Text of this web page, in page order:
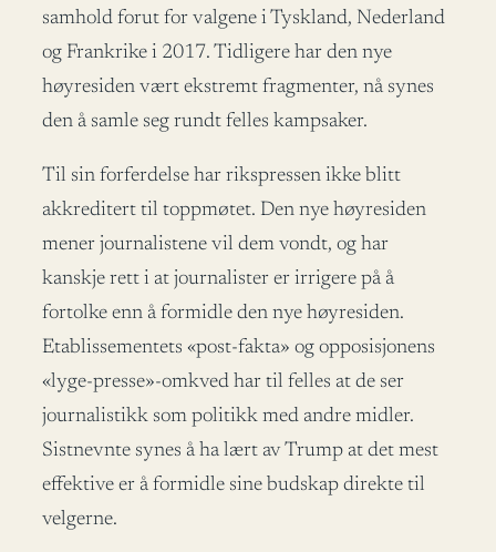
samhold forut for valgene i Tyskland, Nederland
og Frankrike i 2017. Tidligere har den nye
høyresiden vært ekstremt fragmenter, nå synes
den å samle seg rundt felles kampsaker.
Til sin forferdelse har rikspressen ikke blitt
akkreditert til toppmøtet. Den nye høyresiden
mener journalistene vil dem vondt, og har
kanskje rett i at journalister er irrigere på å
fortolke enn å formidle den nye høyresiden.
Etablissementets «post-fakta» og opposisjonens
«lyge-presse»-omkved har til felles at de ser
journalistikk som politikk med andre midler.
Sistnevnte synes å ha lært av Trump at det mest
effektive er å formidle sine budskap direkte til
velgerne.